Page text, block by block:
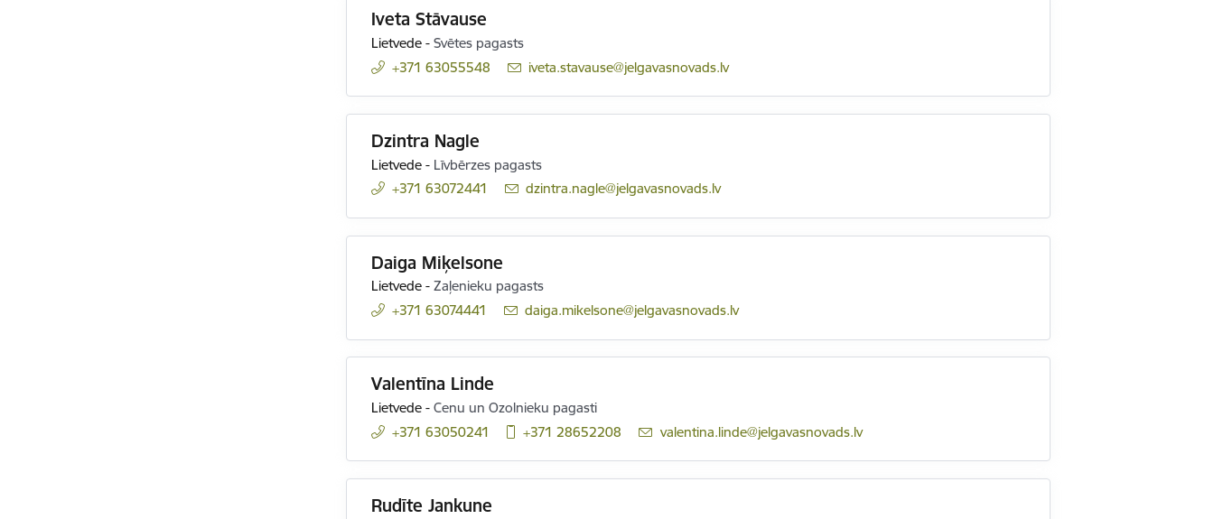
Iveta Stāvause
Lietvede - Svētes pagasts
+371 63055548
E-pasts:
iveta.stavause@jelgavasnovads.lv
Dzintra Nagle
Lietvede - Līvbērzes pagasts
+371 63072441
E-pasts:
dzintra.nagle@jelgavasnovads.lv
Daiga Miķelsone
Lietvede - Zaļenieku pagasts
+371 63074441
E-pasts:
daiga.mikelsone@jelgavasnovads.lv
Valentīna Linde
Lietvede - Cenu un Ozolnieku pagasti
+371 63050241
+371 28652208 E-pasts:
valentina.linde@jelgavasnovads.lv
Rudīte Jankune